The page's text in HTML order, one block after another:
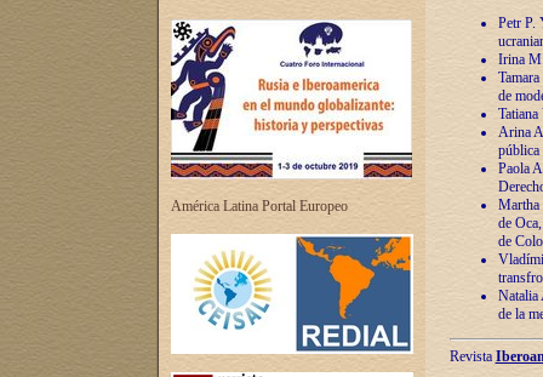
América Latina Portal Europeo
Petr P.
Irina
de
Arina
pública
Paola
Martha
de
de
Natalia
de la
Revista